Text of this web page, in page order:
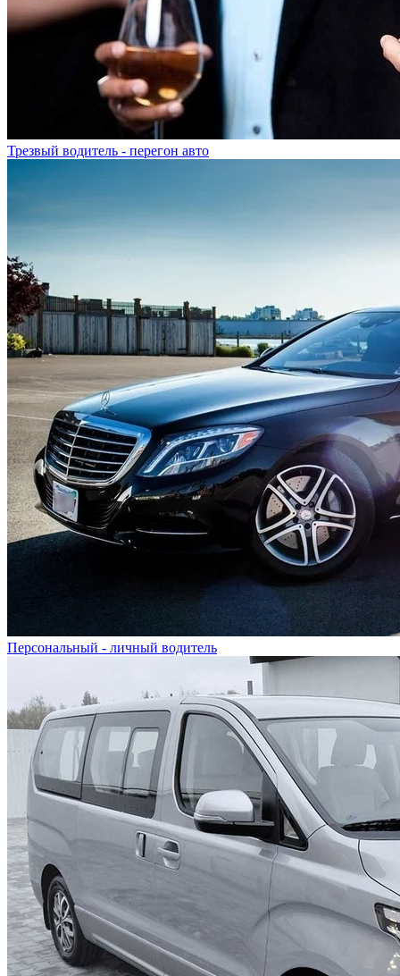
Трезвый водитель - перегон авто
Персональный - личный водитель